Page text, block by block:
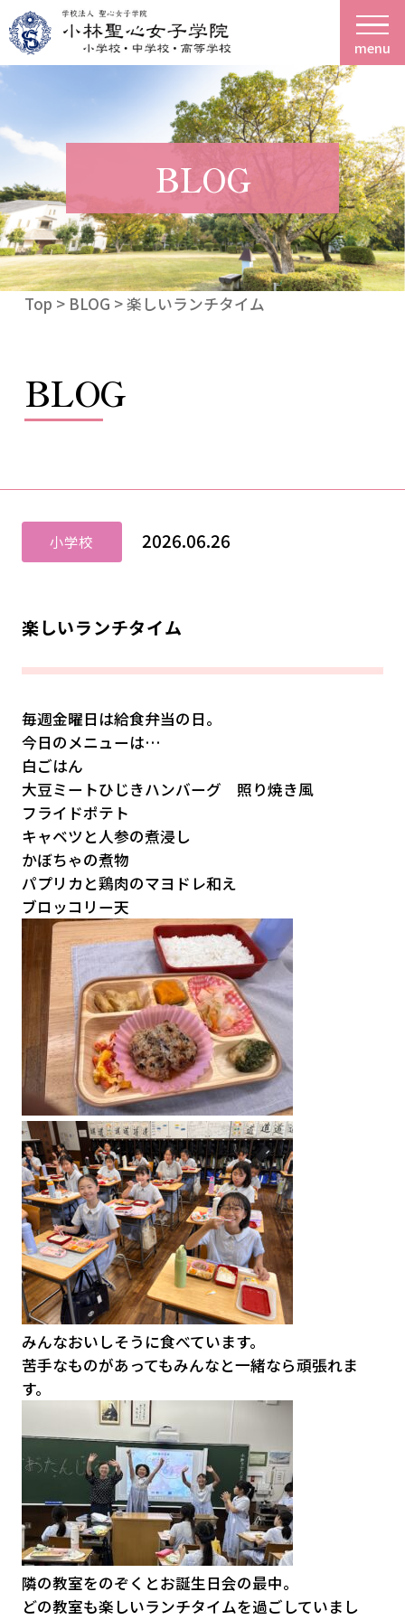
menu
BLOG
Top > BLOG > 楽しいランチタイム
BLOG
小学校 2026.06.26
楽しいランチタイム
毎週金曜日は給食弁当の日。
今日のメニューは…
白ごはん
大豆ミートひじきハンバーグ 照り焼き風
フライドポテト
キャベツと人参の煮浸し
かぼちゃの煮物
パプリカと鶏肉のマヨドレ和え
ブロッコリー天
みんなおいしそうに食べています。
苦手なものがあってもみんなと一緒なら頑張れま
す。
隣の教室をのぞくとお誕生日会の最中。
どの教室も楽しいランチタイムを過ごしていまし